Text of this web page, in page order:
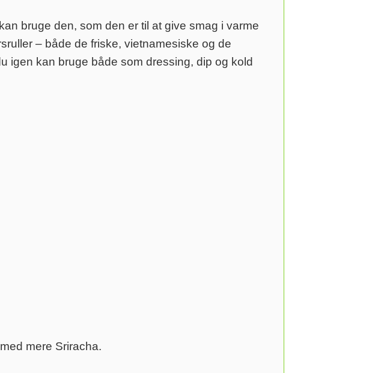
bruge den, som den er til at give smag i varme
– både de friske, vietnamesiske og de
igen kan bruge både som dressing, dip og kold
mere Sriracha.